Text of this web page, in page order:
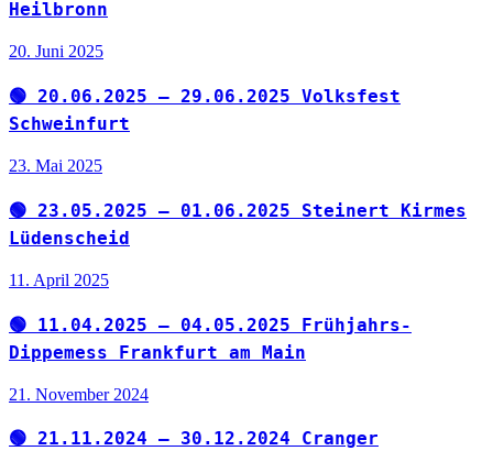
Heilbronn
20. Juni 2025
🟢 20.06.2025 – 29.06.2025 Volksfest
Schweinfurt
23. Mai 2025
🟢 23.05.2025 – 01.06.2025 Steinert Kirmes
Lüdenscheid
11. April 2025
🟢 11.04.2025 – 04.05.2025 Frühjahrs-
Dippemess Frankfurt am Main
21. November 2024
🟢 21.11.2024 – 30.12.2024 Cranger